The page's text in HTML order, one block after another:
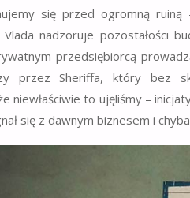
się przed ogromną ruiną
Vlada nadzoruje pozostałości
przedsiębiorcą
przez Sheriffa, który bez
niewłaściwie to ujęliśmy –
się z dawnym biznesem i